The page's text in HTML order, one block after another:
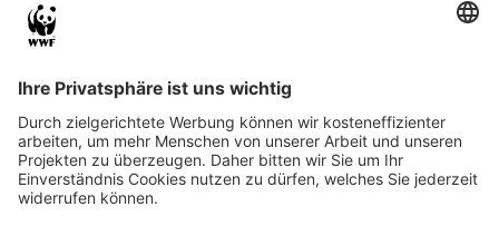
WWF Deutschland
Reinhardtstr. 18
10117 Berlin